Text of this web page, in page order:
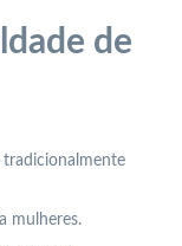
de
tradicionalmente
mulheres.